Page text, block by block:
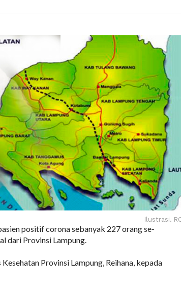
Ilustrasi.
positif corona sebanyak 227 orang se-
dari Provinsi Lampung.
Provinsi Lampung, Reihana, kepada